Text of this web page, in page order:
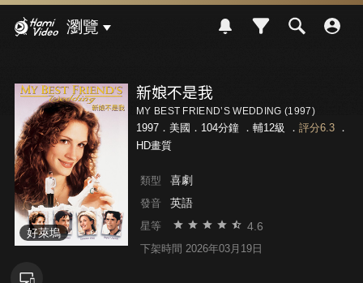
瀏覽
好萊塢
新娘不是我
MY BEST FRIEND’S WEDDING (1997)
1997．美國．104分鐘 ． 輔12級 ． 評分6.3．
HD畫質
類型 喜劇
發音 英語
星等 4.6
下架時間 2026年03月19日